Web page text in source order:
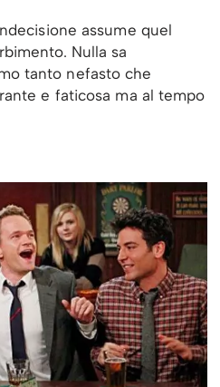
assume quel
Nulla sa
tanto nefasto che
e faticosa ma al tempo